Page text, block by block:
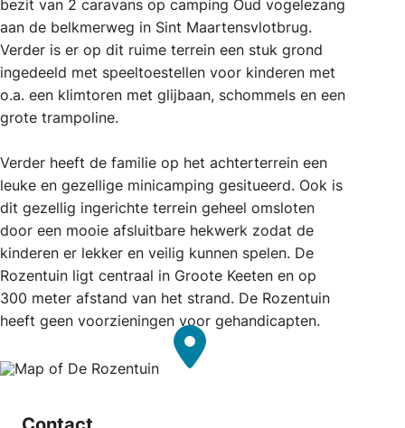
bezit van 2 caravans op camping Oud vogelezang
aan de belkmerweg in Sint Maartensvlotbrug.
Verder is er op dit ruime terrein een stuk grond
ingedeeld met speeltoestellen voor kinderen met
o.a. een klimtoren met glijbaan, schommels en een
grote trampoline.
Verder heeft de familie op het achterterrein een
leuke en gezellige minicamping gesitueerd. Ook is
dit gezellig ingerichte terrein geheel omsloten
door een mooie afsluitbare hekwerk zodat de
kinderen er lekker en veilig kunnen spelen. De
Rozentuin ligt centraal in Groote Keeten en op
300 meter afstand van het strand. De Rozentuin
heeft geen voorzieningen voor gehandicapten.